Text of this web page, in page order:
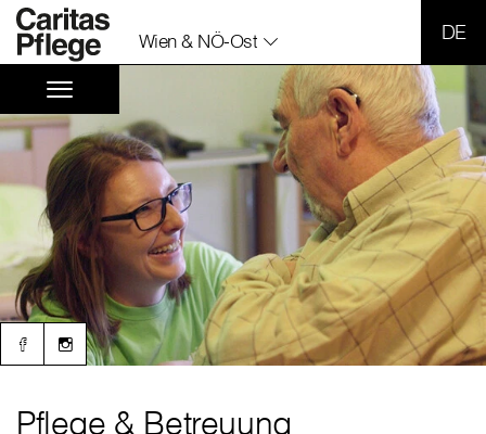
Wien & NÖ-Ost
Pflege & Betreuung